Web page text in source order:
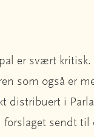
er svært
som også er
distribuert i
forslaget sendt